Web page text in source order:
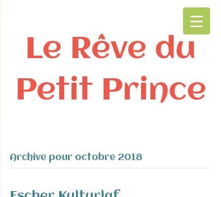
Le Rêve du
Petit Prince
Archive pour octobre 2018